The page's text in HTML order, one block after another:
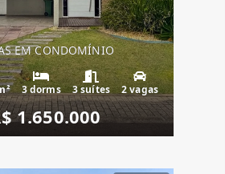
EM CONDOMÍNIO
3 dorms 3 suítes 2 vagas
1.650.000